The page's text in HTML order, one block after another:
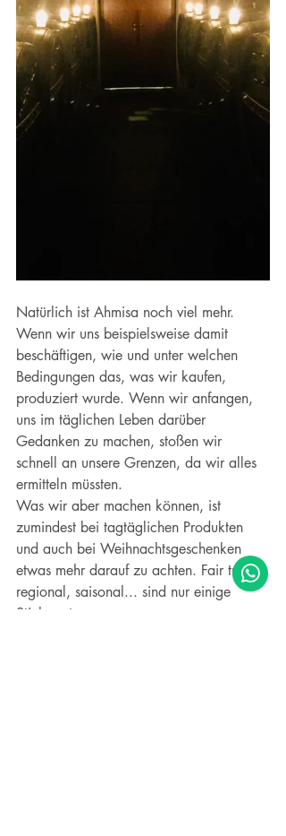
Natürlich ist Ahmisa noch viel mehr.
Wenn wir uns beispielsweise damit
beschäftigen, wie und unter welchen
Bedingungen das, was wir kaufen,
produziert wurde. Wenn wir anfangen,
uns im täglichen Leben darüber
Gedanken zu machen, stoßen wir
schnell an unsere Grenzen, da wir alles
ermitteln müssten.
Was wir aber machen können, ist
zumindest bei tagtäglichen Produkten
und auch bei Weihnachtsgeschenken
etwas mehr darauf zu achten. Fair trade,
regional, saisonal... sind nur einige
Stichworte.